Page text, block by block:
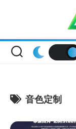
音色定制